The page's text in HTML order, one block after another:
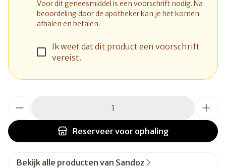
Voor dit geneesmiddel is een voorschrift nodig. Na
beoordeling door de apotheker kan je het komen
afhalen en betalen.
Ik weet dat dit product een voorschrift
vereist.
Reserveer voor ophaling
Bekijk alle producten van Sandoz